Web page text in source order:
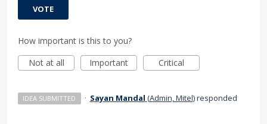
VOTE
How important is this to you?
Not at all
Important Critical
IDEA SUBMITTED · Sayan Mandal (Admin, Mitel)responded